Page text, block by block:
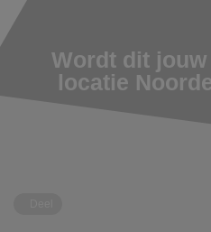
Wordt dit
locatie